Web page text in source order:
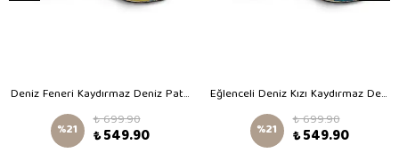
Deniz Feneri Kaydırmaz Deniz Patiği
%21 ₺ 699.90
₺ 549.90
Eğlenceli Deniz Kızı Kaydırmaz Deniz Patiği
%21 ₺ 699.90
₺ 549.90